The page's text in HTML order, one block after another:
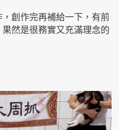
，創作完再補給一下，有前
然是很務實又充滿理念的